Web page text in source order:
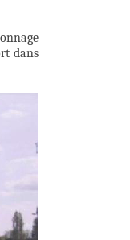
dans